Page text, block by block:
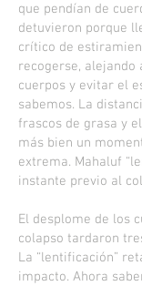
que pendían de
detuvieron porque
crítico de
recogerse,
cuerpos y evitar el
sabemos. La
frascos de grasa y
más bien un
extrema. Mahaluf
instante previo al
El desplome de los
colapso tardaron
La “lentificación”
impacto. Ahora